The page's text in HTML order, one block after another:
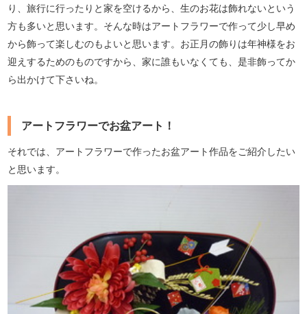
り、旅行に行ったりと家を空けるから、生のお花は飾れないという
方も多いと思います。そんな時はアートフラワーで作って少し早め
から飾って楽しむのもよいと思います。お正月の飾りは年神様をお
迎えするためのものですから、家に誰もいなくても、是非飾ってか
ら出かけて下さいね。
アートフラワーでお盆アート！
それでは、アートフラワーで作ったお盆アート作品をご紹介したい
と思います。